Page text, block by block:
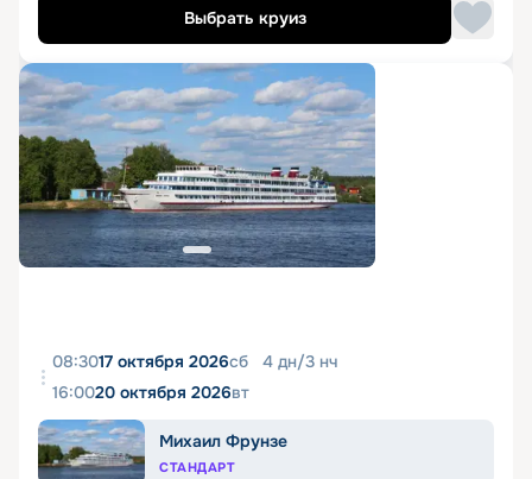
Выбрать круиз
08:3017 октября 2026сб 4 дн/3 нч
16:0020 октября 2026вт
Михаил Фрунзе
СТАНДАРТ